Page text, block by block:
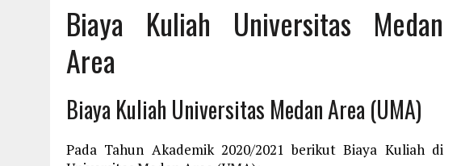
Biaya Kuliah Universitas Medan
Area
Biaya Kuliah Universitas Medan Area (UMA)
Pada Tahun Akademik 2020/2021 berikut Biaya Kuliah di